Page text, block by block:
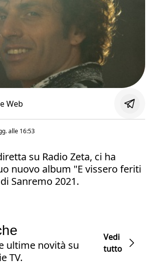
Web
alle 16:53
su Radio Zeta, ci ha
nuovo album "E vissero feriti
Sanremo 2021.
ultime novità su
TV.
Vedi
tutto